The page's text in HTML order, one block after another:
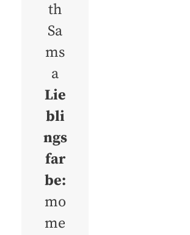
th
Sa
ms
a
Lie
bli
ngs
far
be:
mo
me